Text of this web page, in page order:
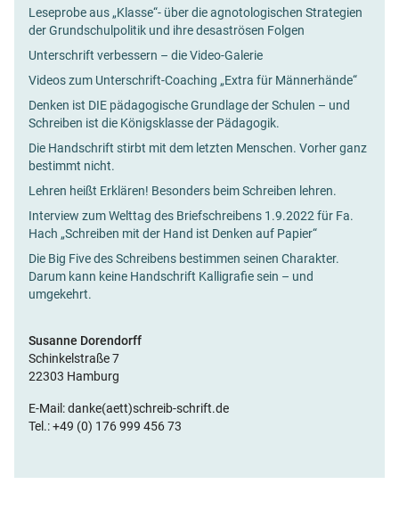
Leseprobe aus „Klasse“- über die agnotologischen Strategien
der Grundschulpolitik und ihre desaströsen Folgen
Unterschrift verbessern – die Video-Galerie
Videos zum Unterschrift-Coaching „Extra für Männerhände“
Denken ist DIE pädagogische Grundlage der Schulen – und
Schreiben ist die Königsklasse der Pädagogik.
Die Handschrift stirbt mit dem letzten Menschen. Vorher ganz
bestimmt nicht.
Lehren heißt Erklären! Besonders beim Schreiben lehren.
Interview zum Welttag des Briefschreibens 1.9.2022 für Fa.
Hach „Schreiben mit der Hand ist Denken auf Papier“
Die Big Five des Schreibens bestimmen seinen Charakter.
Darum kann keine Handschrift Kalligrafie sein – und
umgekehrt.
Susanne Dorendorff
Schinkelstraße 7
22303 Hamburg
E-Mail: danke(aett)schreib-schrift.de
Tel.: +49 (0) 176 999 456 73